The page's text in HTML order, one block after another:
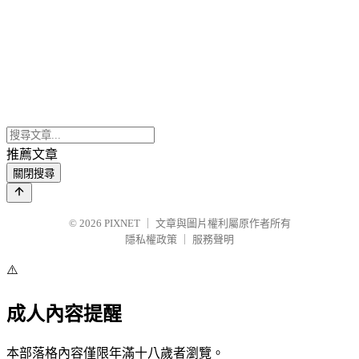
推薦文章
關閉搜尋
© 2026 PIXNET
文章與圖片權利屬原作者所有
隱私權政策
服務聲明
⚠️
成人內容提醒
本部落格內容僅限年滿十八歲者瀏覽。